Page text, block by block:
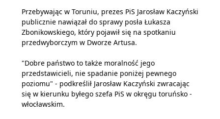
Przebywając w Toruniu, prezes PiS Jarosław Kaczyński
publicznie nawiązał do sprawy posła Łukasza
Zbonikowskiego, który pojawił się na spotkaniu
przedwyborczym w Dworze Artusa.
"Dobre państwo to także moralność jego
przedstawicieli, nie spadanie poniżej pewnego
poziomu" - podkreślił Jarosław Kaczyński zwracając
się w kierunku byłego szefa PiS w okręgu toruńsko -
włocławskim.